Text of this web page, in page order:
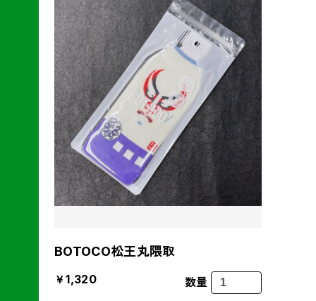
BOTOCO松王丸隈取
￥1,320 数量